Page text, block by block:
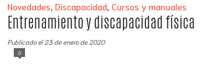
Novedades, Discapacidad, Cursos y manuales
Entrenamiento y discapacidad física
Publicado el 23 de enero de 2020
0